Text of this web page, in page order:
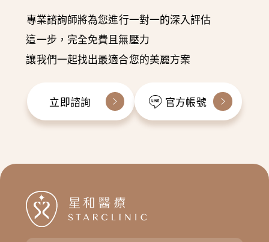
專業諮詢師將為您進行一對一的深入評估
這一步，完全免費且無壓力
讓我們一起找出最適合您的美麗方案
立即諮詢 官方帳號